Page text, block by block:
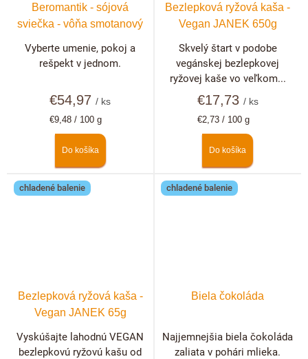
Beromantik - sójová
sviečka - vôňa smotanový
€54,97/ ks
Jednotková
€9,48 / 100 g
Do košíka
Vyberte umenie, pokoj a
rešpekt v jednom.
Bezlepková ryžová kaša -
Vegan JANEK 650g
€17,73 / ks
Jednotková
€2,73 / 100 g
Do košíka
Skvelý štart v podobe
vegánskej bezlepkovej
ryžovej kaše vo veľkom...
chladené balenie
Bezlepková ryžová kaša -
Vegan JANEK 65g
Vyskúšajte lahodnú VEGAN
bezlepkovú ryžovú kašu od
chladené balenie
Biela čokoláda
Najjemnejšia biela čokoláda
zaliata v pohári mlieka.